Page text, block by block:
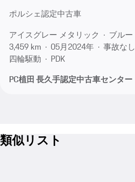
ポルシェ認定中古車
アイスグレー メタリック
ブルー
3,459 km
05月​2024年 事故なし
四輪駆動
PDK
PC植田 長久手認定中古車センター
類似リスト